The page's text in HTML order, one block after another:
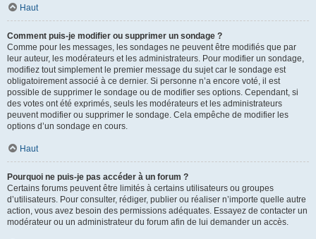
Haut
Comment puis-je modifier ou supprimer un sondage ?
Comme pour les messages, les sondages ne peuvent être modifiés que par
leur auteur, les modérateurs et les administrateurs. Pour modifier un sondage,
modifiez tout simplement le premier message du sujet car le sondage est
obligatoirement associé à ce dernier. Si personne n’a encore voté, il est
possible de supprimer le sondage ou de modifier ses options. Cependant, si
des votes ont été exprimés, seuls les modérateurs et les administrateurs
peuvent modifier ou supprimer le sondage. Cela empêche de modifier les
options d’un sondage en cours.
Haut
Pourquoi ne puis-je pas accéder à un forum ?
Certains forums peuvent être limités à certains utilisateurs ou groupes
d’utilisateurs. Pour consulter, rédiger, publier ou réaliser n’importe quelle autre
action, vous avez besoin des permissions adéquates. Essayez de contacter un
modérateur ou un administrateur du forum afin de lui demander un accès.